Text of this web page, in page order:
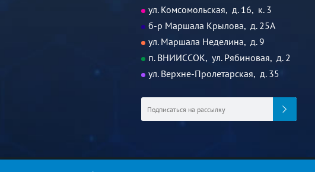
ул. Комсомольская, д. 16, к. 3
б-р Маршала Крылова, д. 25А
ул. Маршала Неделина, д. 9
п. ВНИИССОК, ул. Рябиновая, д. 2
ул. Верхне-Пролетарская, д. 35